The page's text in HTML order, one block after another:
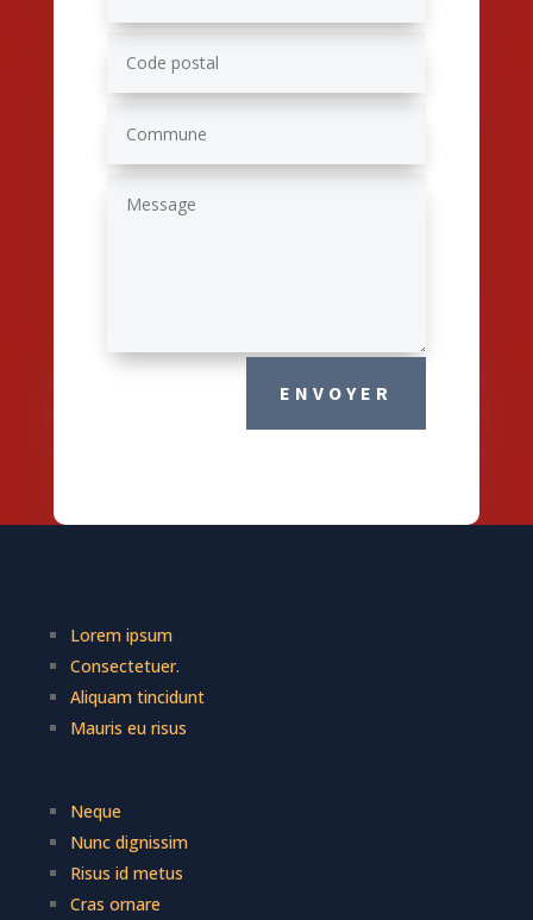
ENVOYER
Lorem ipsum
Consectetuer.
Aliquam tincidunt
Mauris eu risus
Neque
Nunc dignissim
Risus id metus
Cras ornare